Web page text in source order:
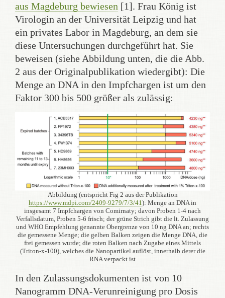
aus Magdeburg bewiesen [1]. Frau König ist
Virologin an der Universität Leipzig und hat
ein privates Labor in Magdeburg, an dem sie
diese Untersuchungen durchgeführt hat. Sie
beweisen (siehe Abbildung unten, die die Abb.
2 aus der Originalpublikation wiedergibt): Die
Menge an DNA in den Impfchargen ist um den
Faktor 300 bis 500 größer als zulässig:
Abbildung (entspricht Fig 2 aus der Publikation
https://www.mdpi.com/2409-9279/7/3/41): Menge an DNA in
insgesamt 7 Impfchargen von Comirnaty; davon Proben 1-4 nach
Verfallsdatum, Proben 5-6 frisch; der grüne Strich gibt die lt. Zulassung
und WHO Empfehlung genannte Obergrenze von 10 ng DNA an; rechts
die gemessene Menge; die gelben Balken zeigen die Menge DNA, die
frei gemessen wurde; die roten Balken nach Zugabe eines Mittels
(Triton-x-100), welches die Nanopartikel auflöst, innerhalb derer die
RNA verpackt ist
In den Zulassungsdokumenten ist von 10
Nanogramm DNA-Verunreinigung pro Dosis